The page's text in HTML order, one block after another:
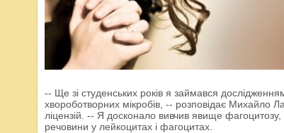
-- Ще зі студенських років я займався
хвороботворних мікробів, -- розповідає Михайло
ліцензій. -- Я досконало вивчив явище
речовини у лейкоцитах і фагоцитах.